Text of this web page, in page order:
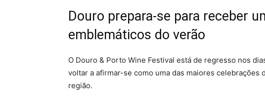
Douro prepara-se para receber
emblemáticos do verão
O Douro & Porto Wine Festival está de regresso nos
voltar a afirmar-se como uma das maiores celebrações
região.